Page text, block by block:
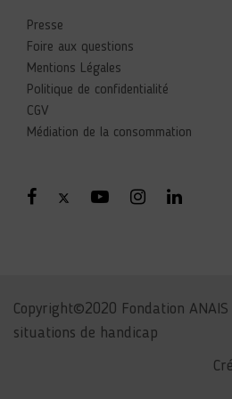
Presse
Foire aux questions
Mentions Légales
Politique de confidentialité
CGV
Médiation de la consommation
Copyright©2020 Fondation
situations de handicap